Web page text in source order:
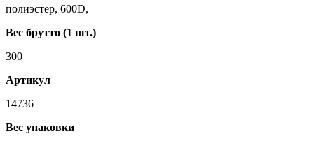
полиэстер, 600D,
Вес брутто (1 шт.)
300
Артикул
14736
Вес упаковки